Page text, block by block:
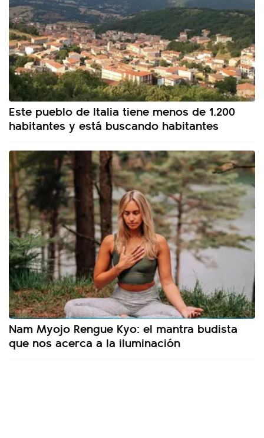
Este pueblo de Italia tiene menos de 1.200
habitantes y está buscando habitantes
Nam Myojo Rengue Kyo: el mantra budista
que nos acerca a la iluminación